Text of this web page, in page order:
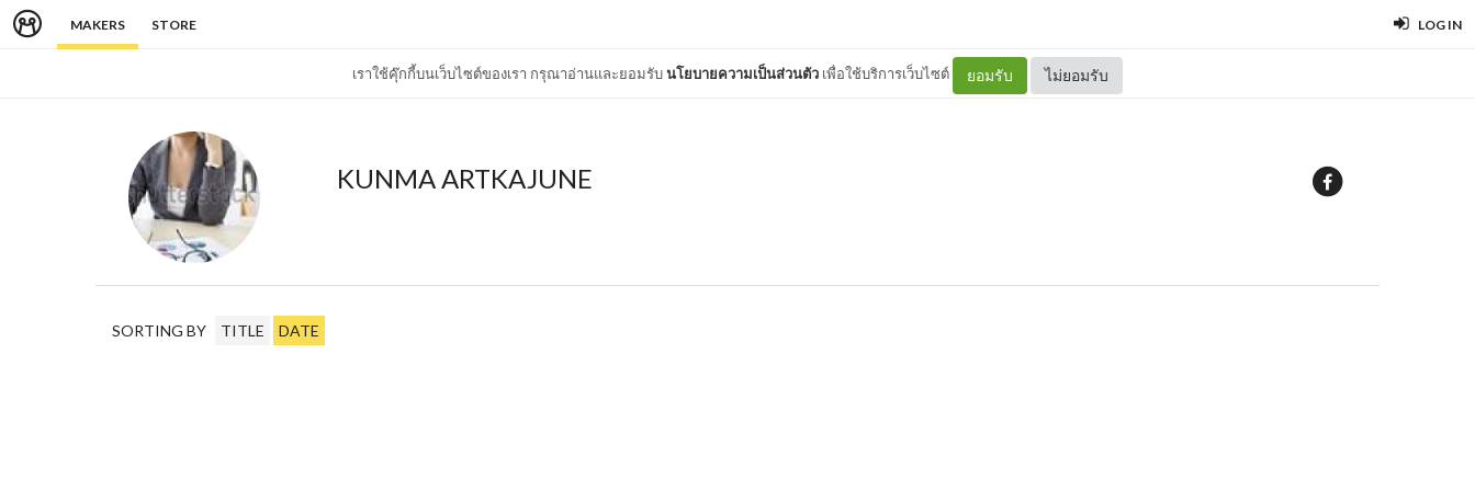
MAKERS STORE LOG IN
เราใช้คุ๊กกี้บนเว็บไซต์ของเรา กรุณาอ่านและยอมรับนโยบายความเป็นส่วนตัว เพื่อใช้บริการเว็บไซต์ ยอมรับ ไม่ยอมรับ
KUNMA ARTKAJUNE
SORTING BY TITLE DATE